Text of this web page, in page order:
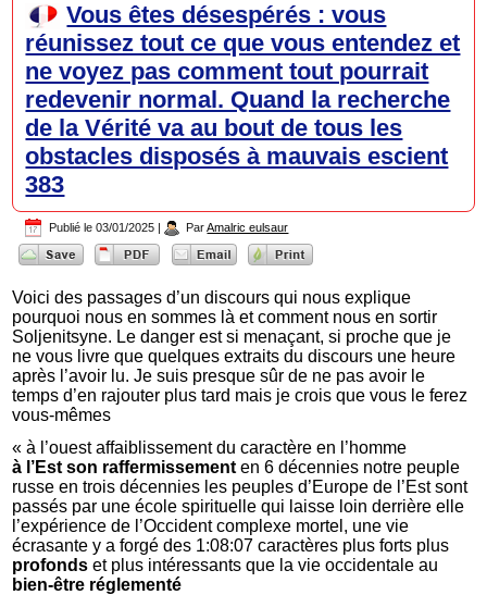
Vous êtes désespérés : vous
réunissez tout ce que vous entendez et
ne voyez pas comment tout pourrait
redevenir normal. Quand la recherche
de la Vérité va au bout de tous les
obstacles disposés à mauvais escient
383
Publié le 03/01/2025 | Par Amalric eulsaur
Voici des passages d’un discours qui nous explique
pourquoi nous en sommes là et comment nous en sortir
Soljenitsyne. Le danger est si menaçant, si proche que je
ne vous livre que quelques extraits du discours une heure
après l’avoir lu. Je suis presque sûr de ne pas avoir le
temps d’en rajouter plus tard mais je crois que vous le ferez
vous-mêmes
« à l’ouest affaiblissement du caractère en l’homme
à l’Est son raffermissement en 6 décennies notre peuple
russe en trois décennies les peuples d’Europe de l’Est sont
passés par une école spirituelle qui laisse loin derrière elle
l’expérience de l’Occident complexe mortel, une vie
écrasante y a forgé des 1:08:07 caractères plus forts plus
profondset plus intéressants que la vie occidentale au
bien-être réglementé